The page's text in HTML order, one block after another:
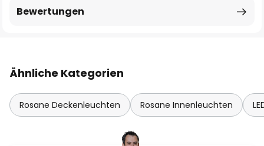
Bewertungen
Ähnliche Kategorien
Rosane Deckenleuchten Rosane Innenleuchten